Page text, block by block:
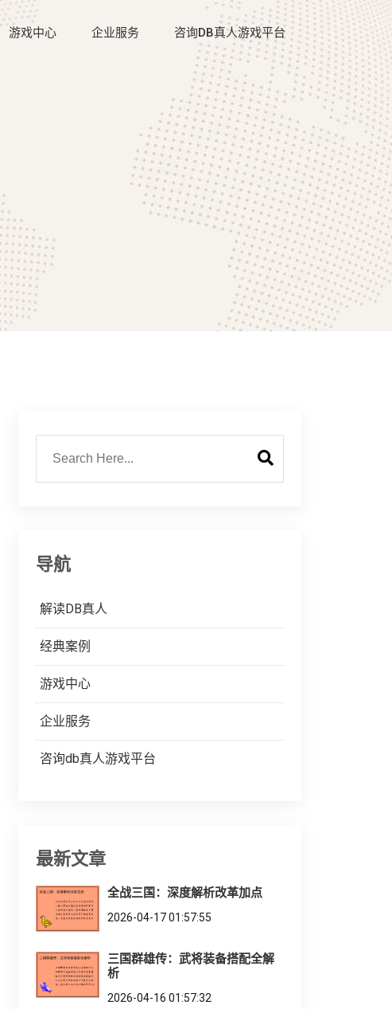
游戏中心 企业服务 咨询DB真人游戏平台
导航
解读DB真人
经典案例
游戏中心
企业服务
咨询db真人游戏平台
最新文章
全战三国：深度解析改革加点
2026-04-17 01:57:55
三国群雄传：武将装备搭配全解
析
2026-04-16 01:57:32